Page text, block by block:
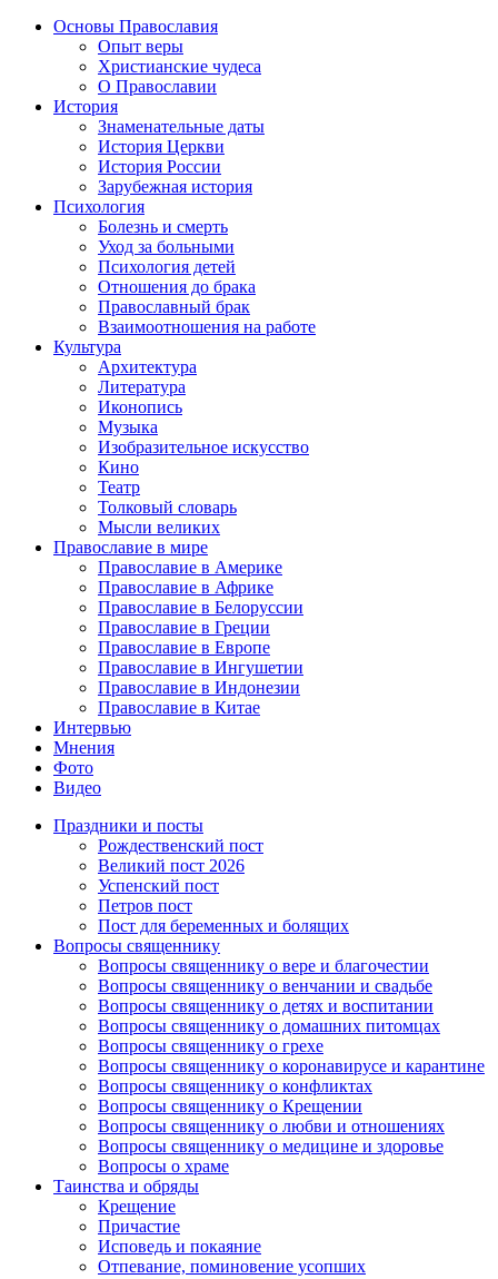
Основы Православия
Опыт веры
Христианские чудеса
О Православии
История
Знаменательные даты
История Церкви
История России
Зарубежная история
Психология
Болезнь и смерть
Уход за больными
Психология детей
Отношения до брака
Православный брак
Взаимоотношения на работе
Культура
Архитектура
Литература
Иконопись
Музыка
Изобразительное искусство
Кино
Театр
Толковый словарь
Мысли великих
Православие в мире
Православие в Америке
Православие в Африке
Православие в Белоруссии
Православие в Греции
Православие в Европе
Православие в Ингушетии
Православие в Индонезии
Православие в Китае
Интервью
Мнения
Фото
Видео
Праздники и посты
Рождественский пост
Великий пост 2026
Успенский пост
Петров пост
Пост для беременных и болящих
Вопросы священнику
Вопросы священнику о вере и благочестии
Вопросы священнику о венчании и свадьбе
Вопросы священнику о детях и воспитании
Вопросы священнику о домашних питомцах
Вопросы священнику о грехе
Вопросы священнику о коронавирусе и карантине
Вопросы священнику о конфликтах
Вопросы священнику о Крещении
Вопросы священнику о любви и отношениях
Вопросы священнику о медицине и здоровье
Вопросы о храме
Таинства и обряды
Крещение
Причастие
Исповедь и покаяние
Отпевание, поминовение усопших